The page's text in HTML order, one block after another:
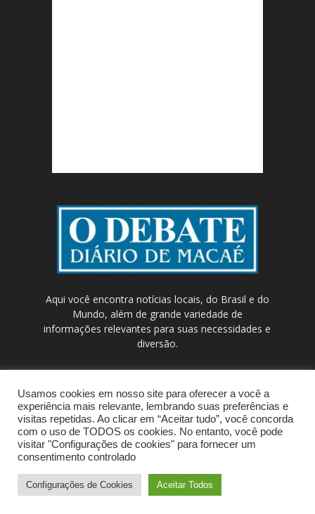
Aqui você encontra notícias locais, do Brasil e do
Mundo, além de grande variedade de
informações relevantes para suas necessidades e
diversão.
Contato:contato@odebateon.com.br /
comercia@odebateon.com.br
© Portal de Notícias ODEBATEON
Usamos cookies em nosso site para oferecer a você a
experiência mais relevante, lembrando suas preferências e
visitas repetidas. Ao clicar em “Aceitar tudo”, você concorda
com o uso de TODOS os cookies. No entanto, você pode
visitar "Configurações de cookies" para fornecer um
consentimento controlado
Configurações de Cookies Aceitar Todos